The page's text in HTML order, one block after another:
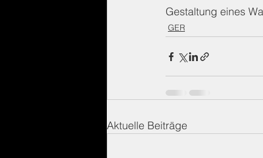
Gestaltung eines
GER
Aktuelle Beiträge